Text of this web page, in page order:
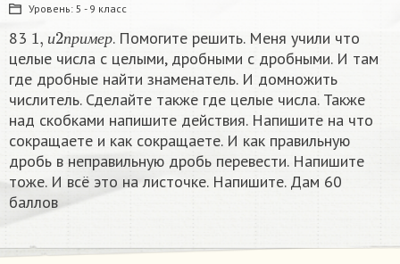
Уровень: 5 - 9 класс
83 и п р име р
1 2п
. Помогите решить. Меня учили что
целые числа с целыми, дробными с дробными. И там
где дробные найти знаменатель. И домножить
числитель. Сделайте также где целые числа. Также
над скобками напишите действия. Напишите на что
сокращаете и как сокращаете. И как правильную
дробь в неправильную дробь перевести. Напишите
тоже. И всё это на листочке. Напишите. Дам 60
баллов